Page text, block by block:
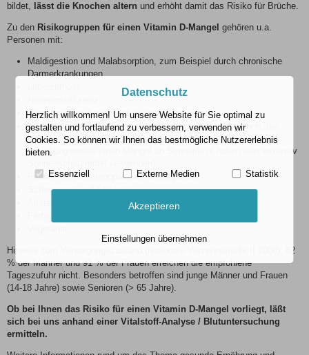
bildet, lässt die Knochen altern und erhöht damit das Risiko für Brüche.
Zu den Risikogruppen für einen Vitamin D-Mangel gehören u.a.
Personen mit:
Maldigestion und Malabsorption, zum Beispiel durch chronische
Darmerkrankungen
Einnahme von Antiepileptica sowie Barbiturate
Ungenügender UV-B-Exposition (Wintermonate, Menschen, die
längere Zeit bettlägerig sind oder sich wenig im Freien aufhalten
beziehungsweise einen Mangel an Sonnenlicht haben oder extensiv
Frauen mit postmenopausaler Osteoporose
Schwangere und Stillende
Ältere Frauen beziehungsweise Männer (>= 65 Jahre)
Hinweis zum Versorgungszustand (Nationale Verzehrsstudie II 2008): 82
% der Männer und 91 % der Frauen erreichen die empfohlene
Tageszufuhr nicht. Besonders betroffen sind junge Männer und Frauen
(14-18 Jahre) sowie Senioren (> 65 Jahre).
Ob bei Ihnen das Risiko für einen Vitamin D-Mangel vorliegt, läßt
sich bei uns anhand einer Vitalstoff-Analyse / Blutuntersuchung
ermitteln.
Datenschutz
Herzlich willkommen! Um unsere Website für Sie optimal zu
gestalten und fortlaufend zu verbessern, verwenden wir
Cookies. So können wir Ihnen das bestmögliche Nutzererlebnis
bieten.
Essenziell Externe Medien Statistik
Akzeptieren
Einstellungen übernehmen